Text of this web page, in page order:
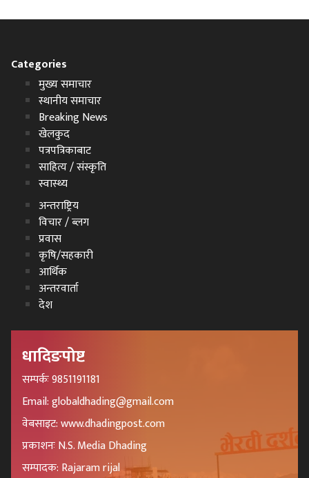
Categories
मुख्य समाचार
स्थानीय समाचार
Breaking News
खेलकुद
पत्रपत्रिकाबाट
साहित्य / संस्कृति
स्वास्थ्य
अन्तराष्ट्रिय
विचार / ब्लग
प्रवास
कृषि/सहकारी
आर्थिक
अन्तरवार्ता
देश
धादिङपोष्ट
सम्पर्कः 9851191181
Email: globaldhading@gmail.com
वेबसाइट: www.dhadingpost.com
प्रकाशनः N.S. Media Dhading
सम्पादक: Rajaram rijal